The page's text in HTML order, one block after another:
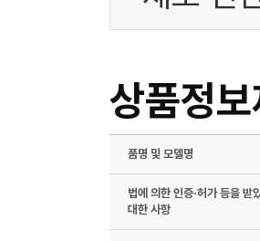
상품정
품명 및 모델명
법에 의한 인증·허가 등을 받
대한 사항